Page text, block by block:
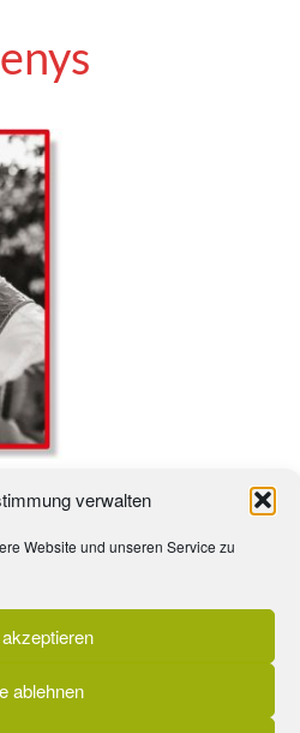
verwalten
Website und unseren Service zu
ablehnen